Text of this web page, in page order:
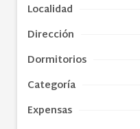
Localidad
Dirección
Dormitorios
Categoría
Expensas